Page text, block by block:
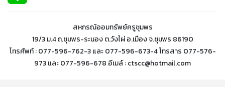
สหกรณ์ออมทรัพย์ครูชุมพร
19/3 ม.4 ถ.ชุมพร-ระนอง ต.วังไผ่ อ.เมือง จ.ชุมพร 86190
โทรศัพท์ : 077-596-762-3 และ 077-596-673-4 โทรสาร 077-576-
973 และ 077-596-678 อีเมล์ : ctscc@hotmail.com